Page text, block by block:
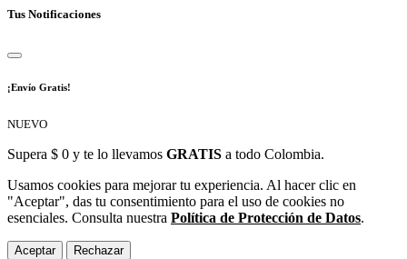
Tus Notificaciones
¡Envío Gratis!
NUEVO
Supera $ 0 y te lo llevamos GRATIS a todo Colombia.
Usamos cookies para mejorar tu experiencia. Al hacer clic en
"Aceptar", das tu consentimiento para el uso de cookies no
esenciales. Consulta nuestra Política de Protección de Datos.
Aceptar Rechazar